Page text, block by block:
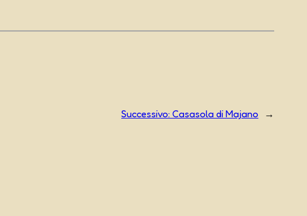
Successivo: Casasola di Majano →